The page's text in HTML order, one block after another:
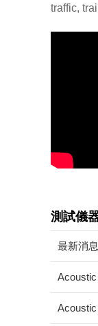
traffic,
測試儀
最新消息